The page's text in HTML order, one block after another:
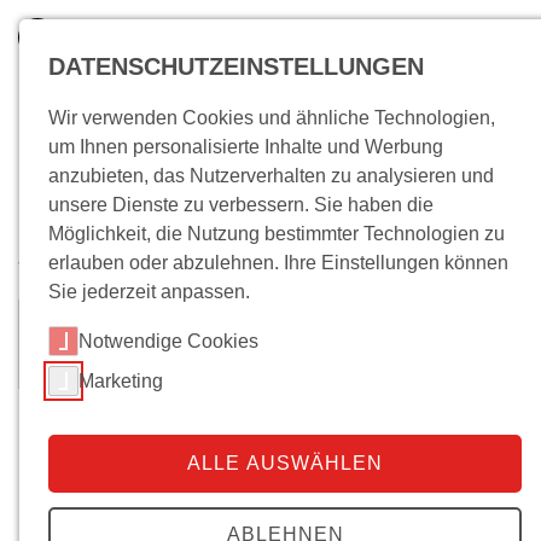
Wo bin ich?
Dr.Friederike Bahl
Biografie
2009 bis 2022 Wissenschaftliche Mitarbeiterin im
Hamburger Institut für Sozialforschung
DATENSCHUTZEINSTELLUNGEN
Wir verwenden Cookies und ähnliche Technologien,
um Ihnen personalisierte Inhalte und Werbung
anzubieten, das Nutzerverhalten zu analysieren und
unsere Dienste zu verbessern. Sie haben die
Möglichkeit, die Nutzung bestimmter Technologien zu
erlauben oder abzulehnen. Ihre Einstellungen können
Sie jederzeit anpassen.
Notwendige Cookies
Marketing
ALLE AUSWÄHLEN
ABLEHNEN